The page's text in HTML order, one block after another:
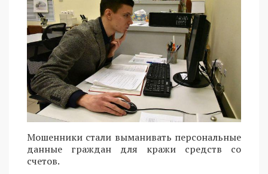
Мошенники стали выманивать персональные
данные граждан для кражи средств со
счетов.